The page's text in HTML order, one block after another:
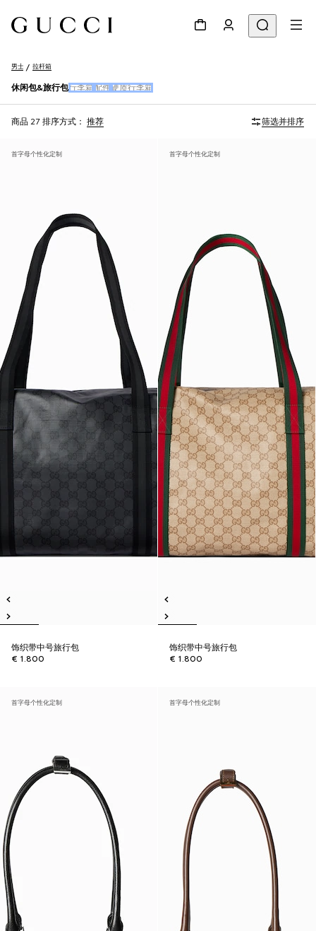
男士 拉杆箱
休闲包&旅行包行李箱 配件 硬质行李箱
商品 27 排序方式： 推荐 筛选并排序
首字母个性化定制
饰织带中号旅行包
€ 1.800
首字母个性化定制
饰织带中号旅行包
€ 1.800
首字母个性化定制 首字母个性化定制